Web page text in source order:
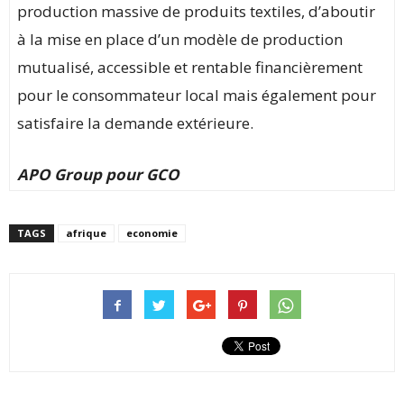
production massive de produits textiles, d’aboutir
à la mise en place d’un modèle de production
mutualisé, accessible et rentable financièrement
pour le consommateur local mais également pour
satisfaire la demande extérieure.
APO Group pour GCO
TAGS afrique economie